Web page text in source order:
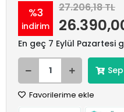
%3
indirim
27.206,18 TL
En geç 7 Eylül Pazartesi
Favorilerime ekle